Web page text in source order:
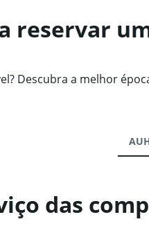
reservar
Descubra a melhor
das